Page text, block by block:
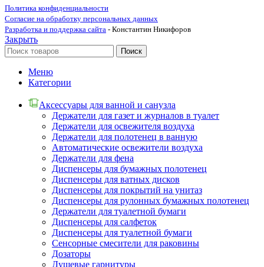
Политика конфиденциальности
Согласие на обработку персональных данных
Разработка и поддержка сайта - Константин Никифоров
Закрыть
Поиск
Меню
Категории
Аксессуары для ванной и санузла
Держатели для газет и журналов в туалет
Держатели для освежителя воздуха
Держатели для полотенец в ванную
Автоматические освежители воздуха
Держатели для фена
Диспенсеры для бумажных полотенец
Диспенсеры для ватных дисков
Диспенсеры для покрытий на унитаз
Диспенсеры для рулонных бумажных полотенец
Держатели для туалетной бумаги
Диспенсеры для салфеток
Диспенсеры для туалетной бумаги
Сенсорные смесители для раковины
Дозаторы
Душевые гарнитуры